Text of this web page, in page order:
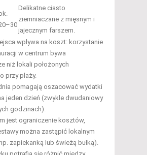
Delikatne ciasto
ziemniaczane z mięsnym i
jajecznym farszem.
wpływa na koszt: korzystanie
w centrum bywa
niż lokali położonych
przy plaży.
pomagają oszacować wydatki
jeden dzień (zwykle dwudaniowy
godzinach).
jest ograniczenie kosztów,
można zastąpić lokalnym
zapiekanką lub świeżą bułką).